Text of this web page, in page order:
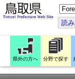
こ
の
ペ
ー
ジ
翻
訳
す
る
読
県外の方へ 分野で探す